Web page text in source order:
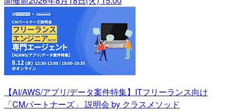
【AI/AWS/アプリ/データ案件特集】ITフリーランス向け
「CMパートナーズ」 説明会 by クラスメソッド